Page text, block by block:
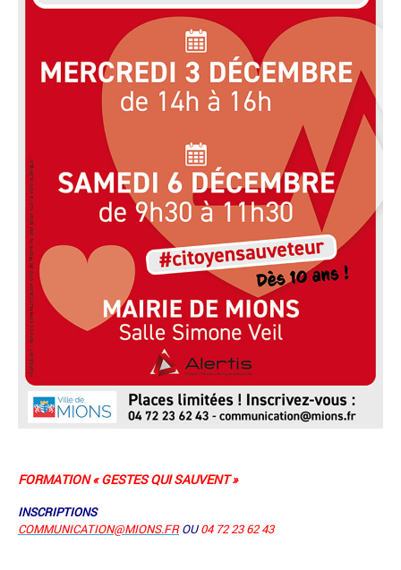
FORMATION « GESTES QUI SAUVENT »
INSCRIPTIONS
COMMUNICATION@MIONS.FR OU 04 72 23 62 43